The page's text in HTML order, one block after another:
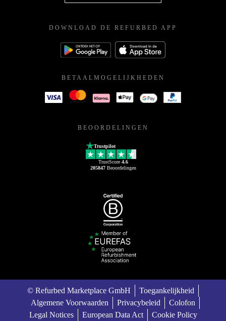
DOWNLOAD DE REFURBED APP
BETAALMOGELIJKHEDEN
BEOORDELINGEN
Trustpilot
TrustScore 4.6
205847Beoordelingen
© Refurbed Marketplace GmbH
Toegankelijkheid
Algemene Voorwaarden
Privacybeleid
Colofon
Legal Notices
European Data Act Cookie Policy